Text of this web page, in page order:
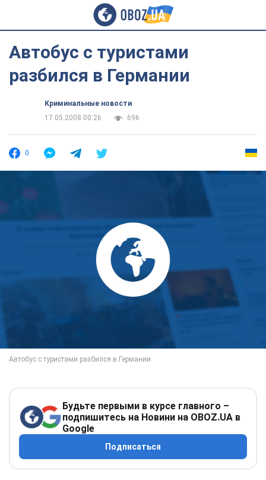
Автобус с туристами
разбился в Германии
Криминальные новости
17.05.2008 00:26
696
0
Будьте первыми в курсе главного –
подпишитесь на Новини на OBOZ.UA в
Google
Подписаться